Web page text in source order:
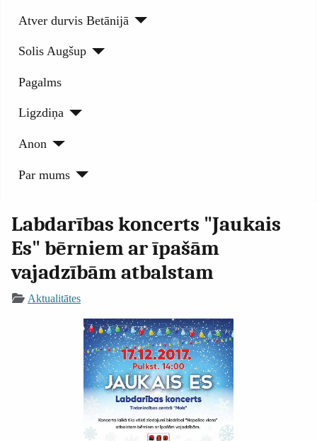
Atver durvis Betānijā
Solis Augšup
Pagalms
Ligzdiņa
Anon
Par mums
Labdarības koncerts "Jaukais
Es" bērniem ar īpašām
vajadzībām atbalstam
Aktualitātes